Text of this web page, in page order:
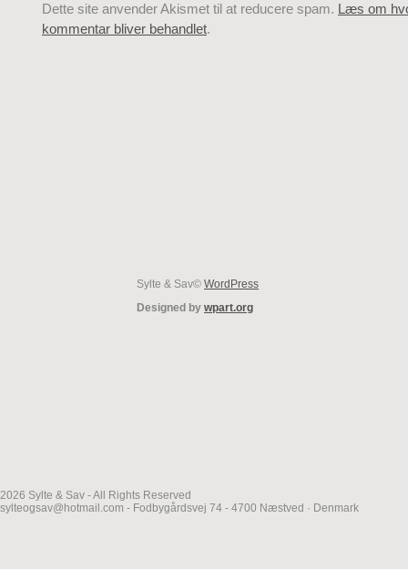
Dette site anvender Akismet til at reducere spam. Læs om
kommentar bliver behandlet.
Sylte & Sav© WordPress
Designed by wpart.org
2026 Sylte & Sav - All Rights Reserved
sylteogsav@hotmail.com - Fodbygårdsvej 74 - 4700 Næstved · Denmark